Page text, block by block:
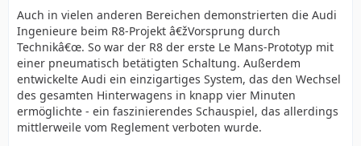
Auch in vielen anderen Bereichen demonstrierten die Audi
Ingenieure beim R8-Projekt â€žVorsprung durch
Technikâ€œ. So war der R8 der erste Le Mans-Prototyp mit
einer pneumatisch betätigten Schaltung. Außerdem
entwickelte Audi ein einzigartiges System, das den Wechsel
des gesamten Hinterwagens in knapp vier Minuten
ermöglichte - ein faszinierendes Schauspiel, das allerdings
mittlerweile vom Reglement verboten wurde.